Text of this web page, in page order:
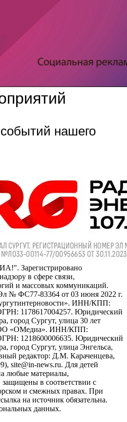
нашего
Зарегистрировано
в сфере связи,
и массовых коммуникаций.
№ ФС77-83364 от 03 июня 2022 г.
ИНН/КПП:
1178617004257. Юридический
город Сургут, улица 30 лет
«ОМедиа». ИНН/КПП:
1218600006635. Юридический
город Сургут, улица Энгельса,
редактор: Д.М. Караченцева,
site@in-news.ru. Для детей
любые материалы,
в соответствии с
и смежных правах. При
на источник обязательна.
данных.